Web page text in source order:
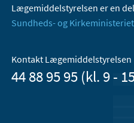
Lægemiddelstyrelsen er en
Sundheds- og
Kontakt Lægemiddelstyrelsen
44 88 95 95 (kl. 9 -